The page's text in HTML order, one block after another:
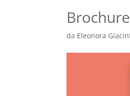
da Eleonora